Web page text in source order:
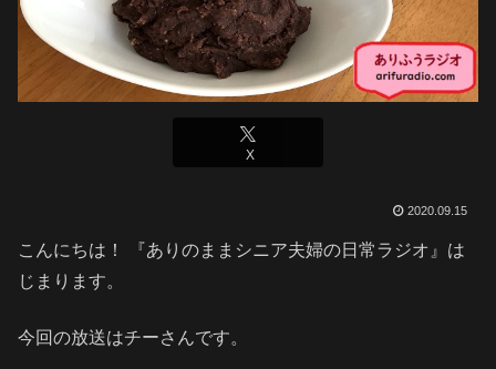
X
2020.09.15
こんにちは！ 『ありのままシニア夫婦の日常ラジオ』は
じまります。
今回の放送はチーさんです。